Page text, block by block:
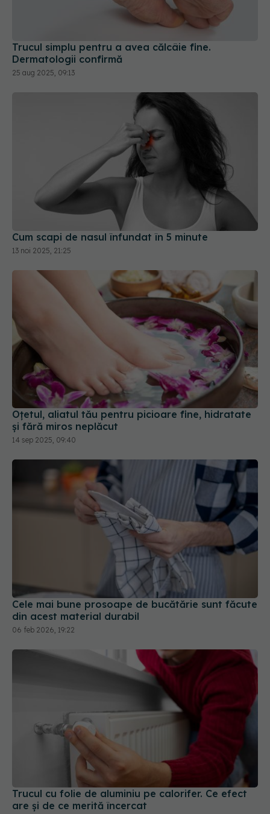
Trucul simplu pentru a avea călcâie fine.
Dermatologii confirmă
25 aug 2025, 09:13
Cum scapi de nasul înfundat în 5 minute
13 noi 2025, 21:25
Oțetul, aliatul tău pentru picioare fine, hidratate
și fără miros neplăcut
14 sep 2025, 09:40
Cele mai bune prosoape de bucătărie sunt făcute
din acest material durabil
06 feb 2026, 19:22
Trucul cu folie de aluminiu pe calorifer. Ce efect
are și de ce merită încercat